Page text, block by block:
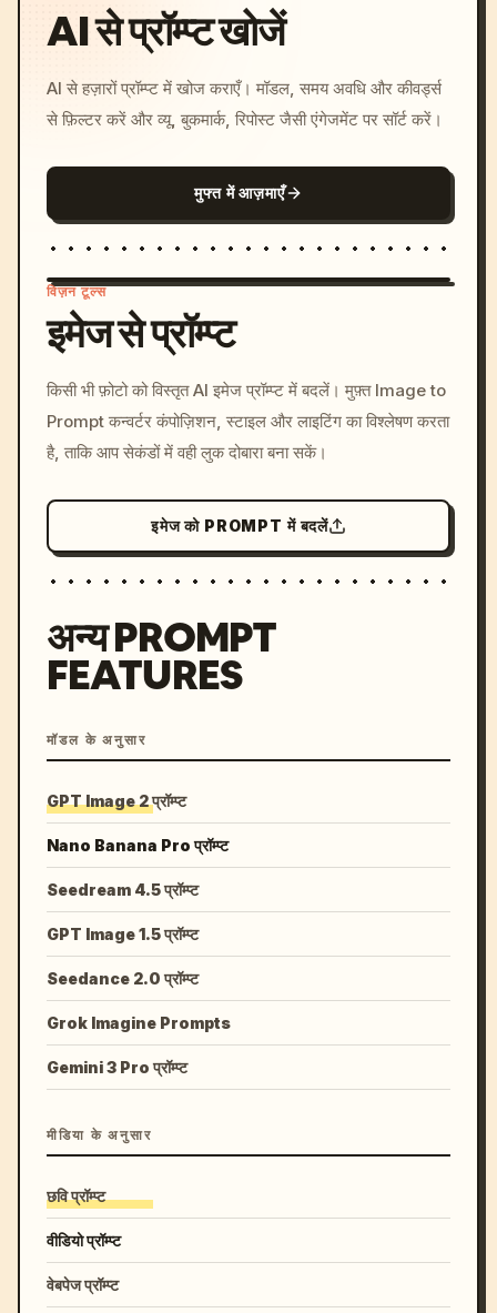
AI से प्रॉम्प्ट खोजें
AI से हज़ारों प्रॉम्प्ट में खोज कराएँ। मॉडल, समय अवधि और कीवर्ड्स
से फ़िल्टर करें और व्यू, बुकमार्क, रिपोस्ट जैसी एंगेजमेंट पर सॉर्ट करें।
मुफ्त में आज़माएँ
c, cyberpunk sunset, neon
colors, 8k --v 6.0
विज़न टूल्स
इमेज से प्रॉम्प्ट
किसी भी फ़ोटो को विस्तृत AI इमेज प्रॉम्प्ट में बदलें। मुफ़्त Image to
Prompt कन्वर्टर कंपोज़िशन, स्टाइल और लाइटिंग का विश्लेषण करता
है, ताकि आप सेकंडों में वही लुक दोबारा बना सकें।
इमेज को PROMPT में बदलें
अन्य PROMPT
FEATURES
मॉडल के अनुसार
GPT Image 2 प्रॉम्प्ट
Nano Banana Pro प्रॉम्प्ट
Seedream 4.5 प्रॉम्प्ट
GPT Image 1.5 प्रॉम्प्ट
Seedance 2.0 प्रॉम्प्ट
Grok Imagine Prompts
Gemini 3 Pro प्रॉम्प्ट
मीडिया के अनुसार
छवि प्रॉम्प्ट
वीडियो प्रॉम्प्ट
वेबपेज प्रॉम्प्ट